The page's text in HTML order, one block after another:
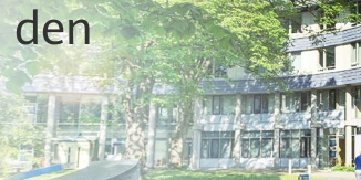
den